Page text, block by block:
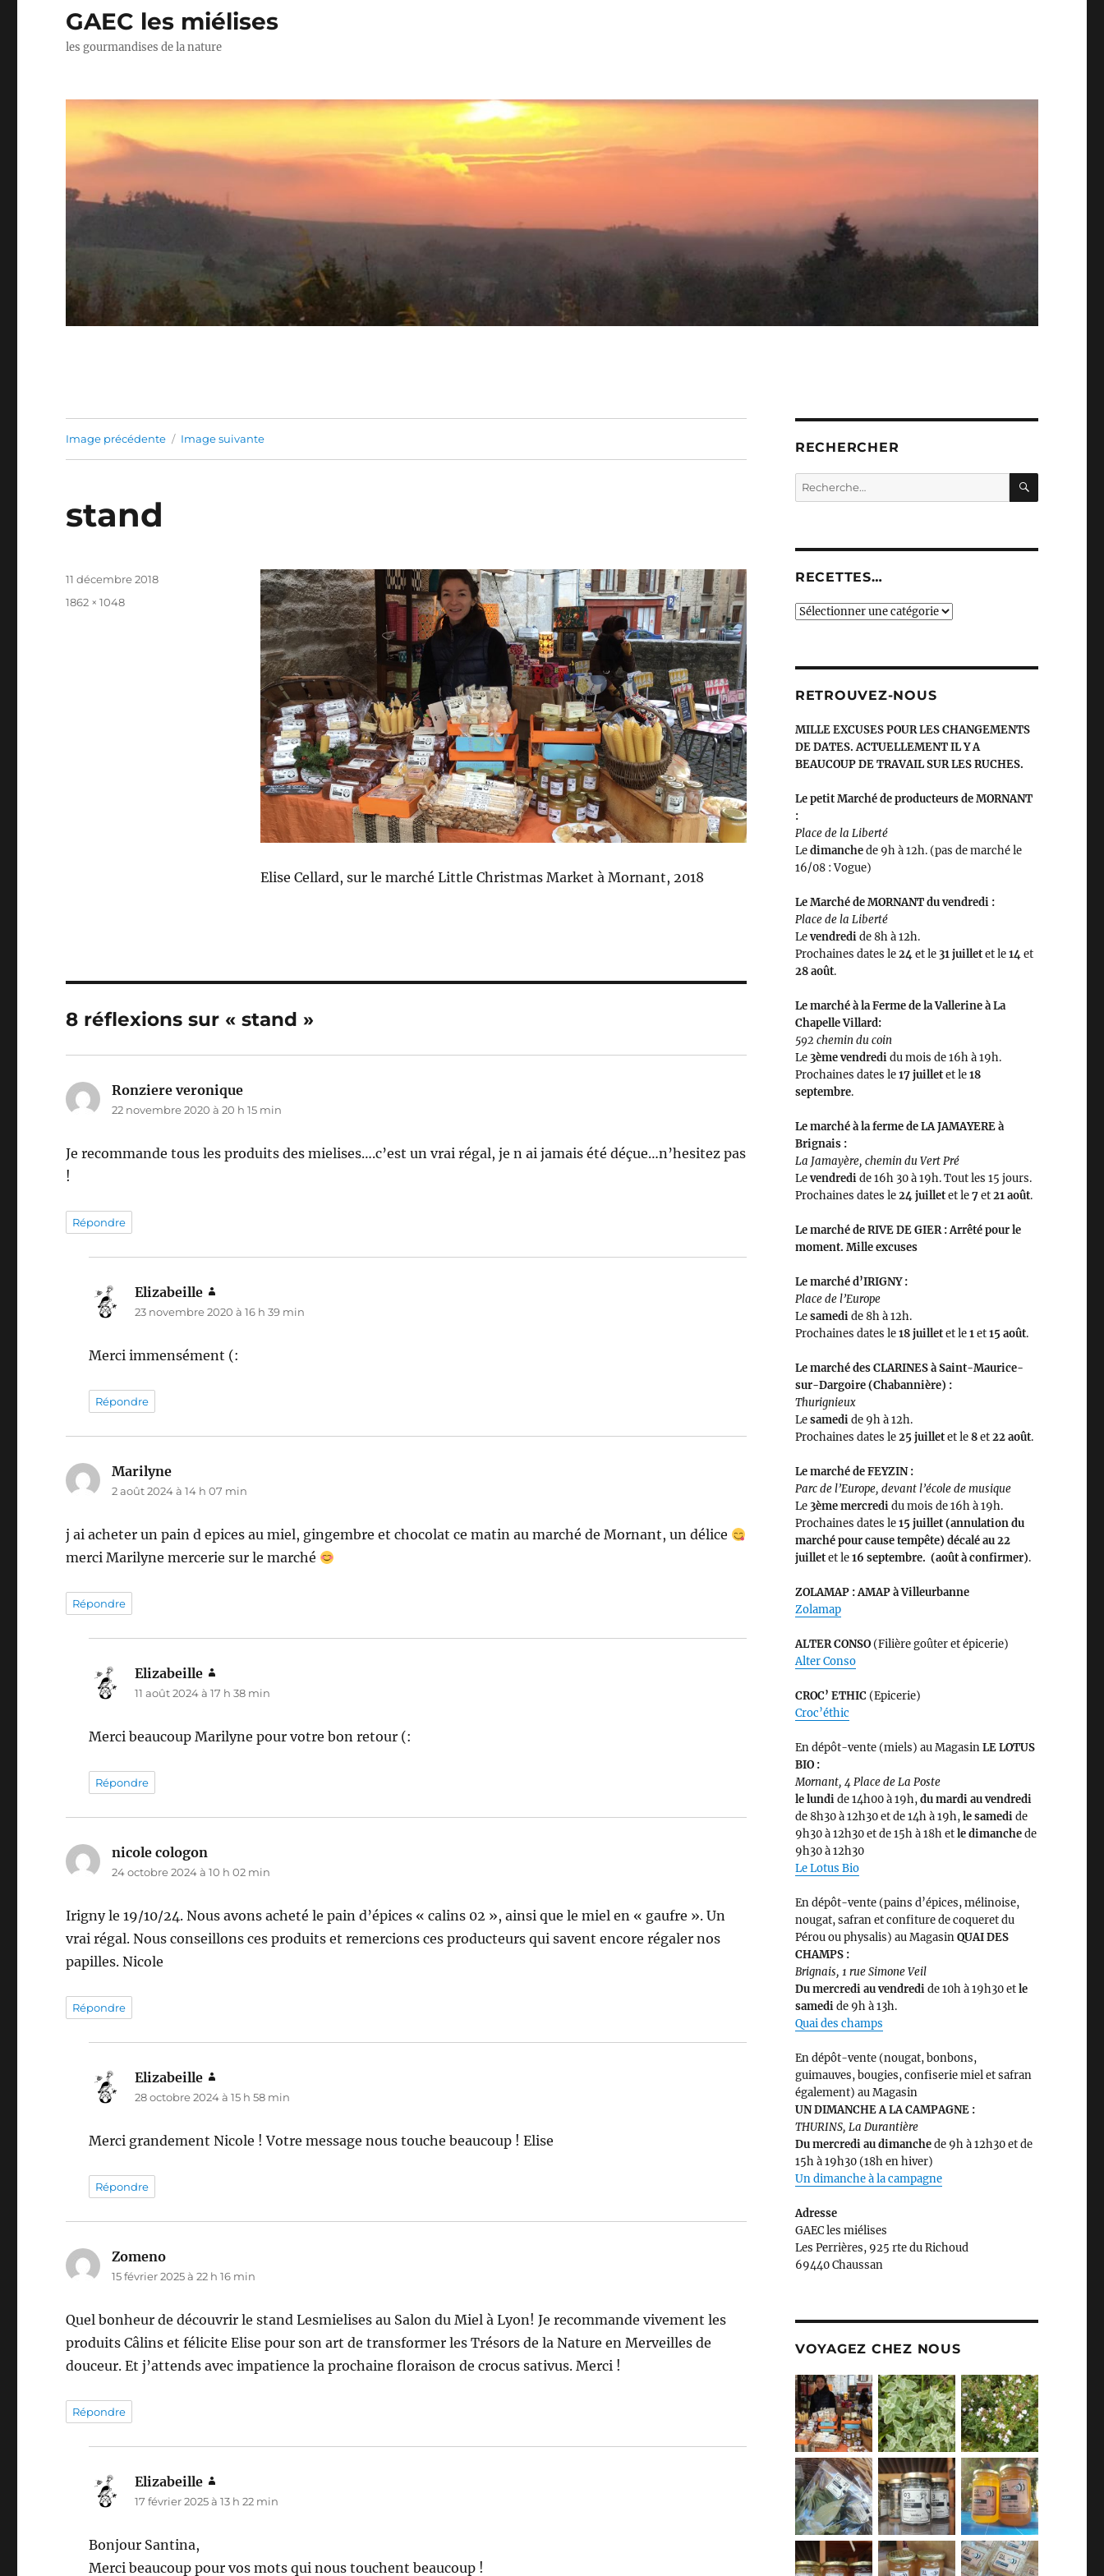
GAEC les miélises
les gourmandises de la nature
Image précédente Image suivante
stand
Elise Cellard, sur le marché Little Christmas Market à Mornant, 2018
Publié
11 décembre 2018
Taille
1862 × 1048
8 réflexions sur « stand »
Ronziere veronique
22 novembre 2020 à 20 h 15 min
Je recommande tous les produits des mielises….c’est un vrai régal, je n ai jamais été déçue…n’hesitez pas
!
Répondre
Elizabeille
23 novembre 2020 à 16 h 39 min
Merci immensément (:
Répondre
Marilyne
2 août 2024 à 14 h 07 min
j ai acheter un pain d epices au miel, gingembre et chocolat ce matin au marché de Mornant, un délice
merci Marilyne mercerie sur le marché
Répondre
Elizabeille
11 août 2024 à 17 h 38 min
Merci beaucoup Marilyne pour votre bon retour (:
Répondre
nicole cologon
24 octobre 2024 à 10 h 02 min
Irigny le 19/10/24. Nous avons acheté le pain d’épices « calins 02 », ainsi que le miel en « gaufre ». Un
vrai régal. Nous conseillons ces produits et remercions ces producteurs qui savent encore régaler nos
papilles. Nicole
Répondre
Elizabeille
28 octobre 2024 à 15 h 58 min
Merci grandement Nicole ! Votre message nous touche beaucoup ! Elise
Répondre
Zomeno
15 février 2025 à 22 h 16 min
Quel bonheur de découvrir le stand Lesmielises au Salon du Miel à Lyon! Je recommande vivement les
produits Câlins et félicite Elise pour son art de transformer les Trésors de la Nature en Merveilles de
douceur. Et j’attends avec impatience la prochaine floraison de crocus sativus. Merci !
Répondre
Elizabeille
17 février 2025 à 13 h 22 min
Bonjour Santina,
Merci beaucoup pour vos mots qui nous touchent beaucoup !
RECHERCHER
Recherche
pour :
RECETTES…
recettes…
RETROUVEZ-NOUS
MILLE EXCUSES POUR LES CHANGEMENTS
DE DATES. ACTUELLEMENT IL Y A
BEAUCOUP DE TRAVAIL SUR LES RUCHES.
Le petit Marché de producteurs de MORNANT
:
Place de la Liberté
Ledimanchede 9h à 12h. (pas de marché le
16/08 : Vogue)
Le Marché de MORNANT du vendredi :
Place de la Liberté
Levendredide 8h à 12h.
Prochaines dates le24et le31 juilletet le14et
28 août.
Le marché à la Ferme de la Vallerine à La
Chapelle Villard:
592 chemin du coin
Le3ème vendredidu mois de 16h à 19h.
Prochaines dates le17 juilletet le18
septembre.
Le marché à la ferme de LA JAMAYERE à
Brignais :
La Jamayère, chemin du Vert Pré
Levendredide 16h 30 à 19h. Tout les 15 jours.
Prochaines dates le24 juilletet le7et21 août.
Le marché de RIVE DE GIER : Arrêté pour le
moment. Mille excuses
Le marché d’IRIGNY :
Place de l’Europe
Lesamedide 8h à 12h.
Prochaines dates le18juilletet le1et15août.
Le marché des CLARINES à Saint-Maurice-
sur-Dargoire (Chabannière) :
Thurignieux
Lesamedide 9h à 12h.
Prochaines dates le25 juilletet le8et22 août.
Le marché de FEYZIN :
Parc de l’Europe, devant l’école de musique
Le3èmemercredidu mois de 16h à 19h.
Prochaines dates le15 juillet (annulation du
marché pour cause tempête) décalé au 22
juilletet le16 septembre. (août à confirmer).
ZOLAMAP : AMAP à Villeurbanne
Zolamap
ALTER CONSO (Filière goûter et épicerie)
Alter Conso
CROC’ ETHIC (Epicerie)
Croc’éthic
En dépôt-vente (miels) au MagasinLE LOTUS
BIO :
Mornant, 4 Place de La Poste
le lundide 14h00 à 19h,du mardi au vendredi
de 8h30 à 12h30 et de 14h à 19h,le samedide
9h30 à 12h30 et de 15h à 18h etle dimanchede
9h30 à 12h30
Le Lotus Bio
En dépôt-vente (pains d’épices, mélinoise,
nougat, safran et confiture de coqueret du
Pérou ou physalis) au MagasinQUAI DES
CHAMPS :
Brignais, 1 rue Simone Veil
Du mercredi au vendredide 10h à 19h30 etle
samedide 9h à 13h.
Quai des champs
En dépôt-vente (nougat, bonbons,
guimauves, bougies, confiserie miel et safran
également) au Magasin
UN DIMANCHE A LA CAMPAGNE :
THURINS, La Durantière
Du mercredi au dimanchede 9h à 12h30 et de
15h à 19h30 (18h en hiver)
Un dimanche à la campagne
Adresse
GAEC les miélises
Les Perrières, 925 rte du Richoud
69440 Chaussan
VOYAGEZ CHEZ NOUS